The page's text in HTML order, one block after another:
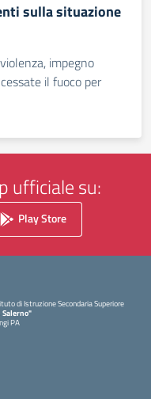
sulla situazione
impegno
il fuoco per
ufficiale su:
Play Store
di Istruzione Secondaria Superiore
Salerno"
PA
la pagina iniziale della scuola